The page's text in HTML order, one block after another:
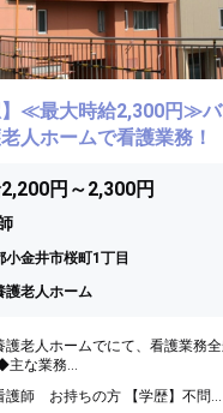
】≪最大時給2,300円≫
人ホームで看護業務！
円～2,300円
小金井市桜町1丁目
護老人ホーム
護老人ホームでにて、看護業務
。 ◆主な業務...
護師 お持ちの方 【学歴】不問...